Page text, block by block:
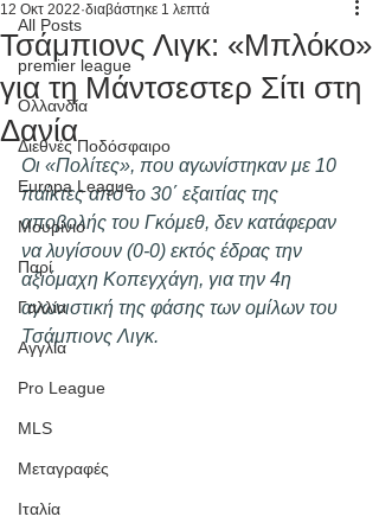
All Posts
premier league
Ολλανδία
Διεθνές Ποδόσφαιρο
Europa League
Μουρίνιο
Παρί
Γαλλία
Αγγλία
Pro League
MLS
Μεταγραφές
Ιταλία
Τσάμπιονς Λιγκ: «Μπλόκο»
για τη Μάντσεστερ Σίτι στη
Δανία
12 Οκτ 2022 διαβάστηκε 1 λεπτά
Οι «Πολίτες», που αγωνίστηκαν με 10
παίκτες από το 30΄ εξαιτίας της
αποβολής του Γκόμεθ, δεν κατάφεραν
να λυγίσουν (0-0) εκτός έδρας την
αξιόμαχη Κοπεγχάγη, για την 4η
αγωνιστική της φάσης των ομίλων του
Τσάμπιονς Λιγκ.